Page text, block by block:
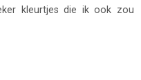
kleurtjes die ik ook zou